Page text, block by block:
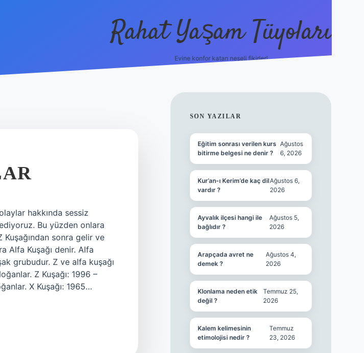
Rahat Yaşam Tüyoları
Evine konfor katan neşeli fikirler!
hakkında sessiz
Bu yüzden onlara
Kuşağından sonra gelir ve
Alfa Kuşağı denir. Alfa
grubudur. Z ve alfa kuşağı
Z Kuşağı: 1996 –
X Kuşağı: 1965…
SIDEBAR
SON YAZILAR
Eğitim sonrası verilen kurs
bitirme belgesi ne denir ?
Ağustos
6, 2026
Kur’an-ı Kerim’de kaç dil
vardır ?
Ağustos 6,
2026
Ayvalık ilçesi hangi ile
bağlıdır ?
Ağustos 5,
2026
Arapçada avret ne
demek ?
Ağustos 4,
2026
Klonlama neden etik
değil ?
Temmuz 25,
2026
Kalem kelimesinin
etimolojisi nedir ?
Temmuz
23, 2026
ilbet canlı